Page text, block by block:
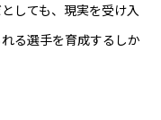
しても、現実を受け入
る選手を育成するしか